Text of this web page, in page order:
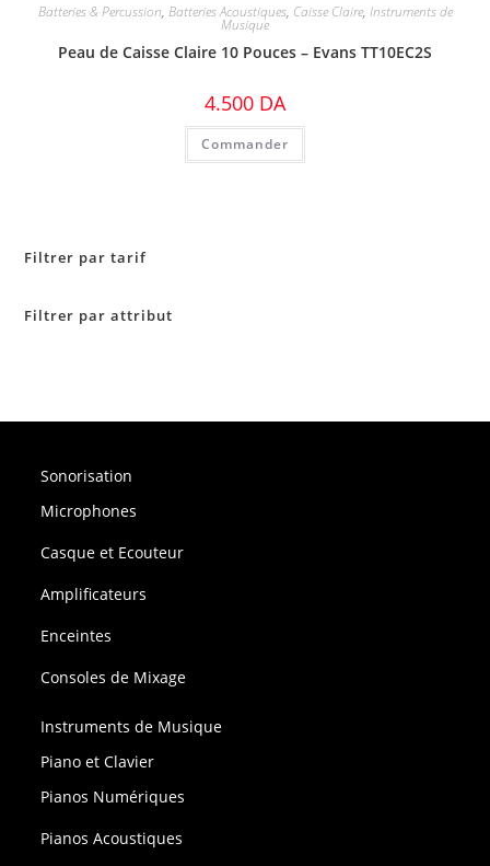
Batteries & Percussion, Batteries Acoustiques, Caisse Claire, Instruments de
Musique
Peau de Caisse Claire 10 Pouces – Evans TT10EC2S
4.500 DA
Commander
Filtrer par tarif
Filtrer par attribut
Sonorisation
Microphones
Casque et Ecouteur
Amplificateurs
Enceintes
Consoles de Mixage
Instruments de Musique
Piano et Clavier
Pianos Numériques
Pianos Acoustiques